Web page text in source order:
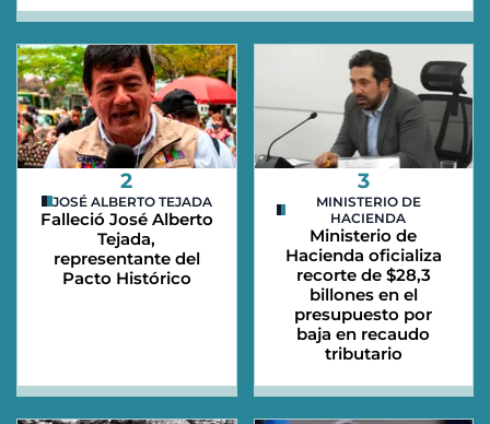
2
JOSÉ ALBERTO TEJADA
Falleció José Alberto
Tejada,
representante del
Pacto Histórico
3
MINISTERIO DE
HACIENDA
Ministerio de
Hacienda oficializa
recorte de $28,3
billones en el
presupuesto por
baja en recaudo
tributario